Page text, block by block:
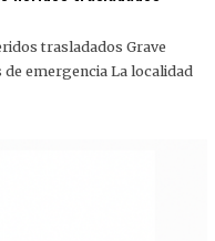
trasladados Grave
de emergencia La localidad